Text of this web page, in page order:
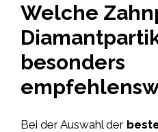
Welche
besonders
Bei der Auswahl der